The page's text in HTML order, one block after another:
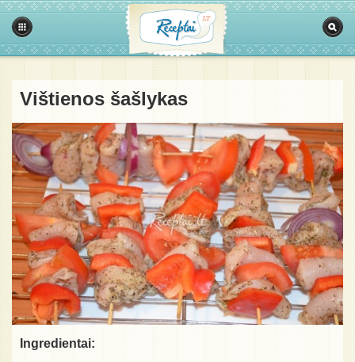
Vištienos šašlykas
Ingredientai: